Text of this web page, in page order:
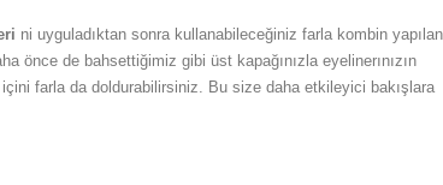
ni uyguladıktan sonra kullanabileceğiniz farla kombin
önce de bahsettiğimiz gibi üst kapağınızla eyelinerınızın
farla da doldurabilirsiniz. Bu size daha etkileyici bakışlara